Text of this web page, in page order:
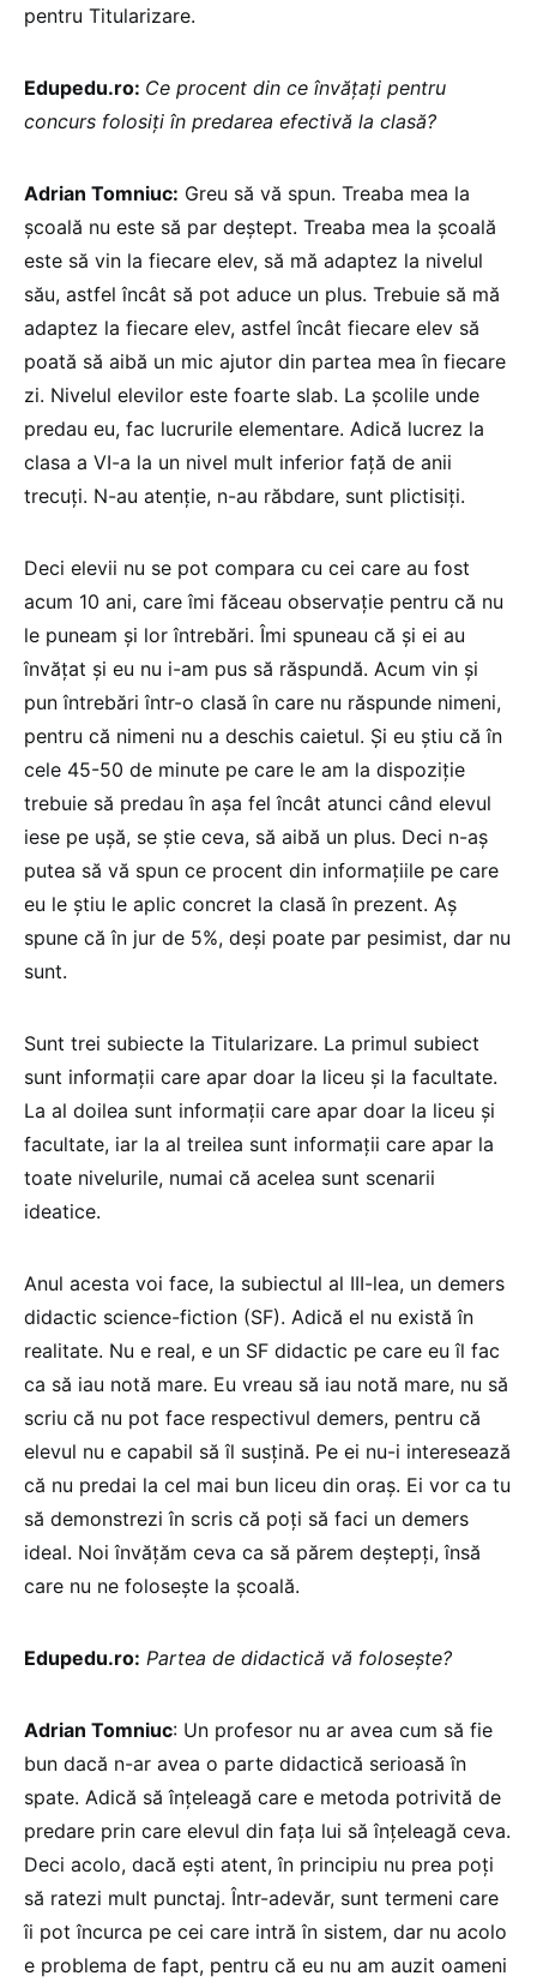
pentru Titularizare.
Edupedu.ro: Ce procent din ce învățați pentru
concurs folosiți în predarea efectivă la clasă?
Adrian Tomniuc: Greu să vă spun. Treaba mea la
școală nu este să par deștept. Treaba mea la școală
este să vin la fiecare elev, să mă adaptez la nivelul
său, astfel încât să pot aduce un plus. Trebuie să mă
adaptez la fiecare elev, astfel încât fiecare elev să
poată să aibă un mic ajutor din partea mea în fiecare
zi. Nivelul elevilor este foarte slab. La școlile unde
predau eu, fac lucrurile elementare. Adică lucrez la
clasa a VI-a la un nivel mult inferior față de anii
trecuți. N-au atenție, n-au răbdare, sunt plictisiți.
Deci elevii nu se pot compara cu cei care au fost
acum 10 ani, care îmi făceau observație pentru că nu
le puneam și lor întrebări. Îmi spuneau că și ei au
învățat și eu nu i-am pus să răspundă. Acum vin și
pun întrebări într-o clasă în care nu răspunde nimeni,
pentru că nimeni nu a deschis caietul. Și eu știu că în
cele 45-50 de minute pe care le am la dispoziție
trebuie să predau în așa fel încât atunci când elevul
iese pe ușă, se știe ceva, să aibă un plus. Deci n-aș
putea să vă spun ce procent din informațiile pe care
eu le știu le aplic concret la clasă în prezent. Aș
spune că în jur de 5%, deși poate par pesimist, dar nu
sunt.
Sunt trei subiecte la Titularizare. La primul subiect
sunt informații care apar doar la liceu și la facultate.
La al doilea sunt informații care apar doar la liceu și
facultate, iar la al treilea sunt informații care apar la
toate nivelurile, numai că acelea sunt scenarii
ideatice.
Anul acesta voi face, la subiectul al III-lea, un demers
didactic science-fiction (SF). Adică el nu există în
realitate. Nu e real, e un SF didactic pe care eu îl fac
ca să iau notă mare. Eu vreau să iau notă mare, nu să
scriu că nu pot face respectivul demers, pentru că
elevul nu e capabil să îl susțină. Pe ei nu-i interesează
că nu predai la cel mai bun liceu din oraș. Ei vor ca tu
să demonstrezi în scris că poți să faci un demers
ideal. Noi învățăm ceva ca să părem deștepți, însă
care nu ne folosește la școală.
Edupedu.ro: Partea de didactică vă folosește?
Adrian Tomniuc: Un profesor nu ar avea cum să fie
bun dacă n-ar avea o parte didactică serioasă în
spate. Adică să înțeleagă care e metoda potrivită de
predare prin care elevul din fața lui să înțeleagă ceva.
Deci acolo, dacă ești atent, în principiu nu prea poți
să ratezi mult punctaj. Într-adevăr, sunt termeni care
îi pot încurca pe cei care intră în sistem, dar nu acolo
e problema de fapt, pentru că eu nu am auzit oameni